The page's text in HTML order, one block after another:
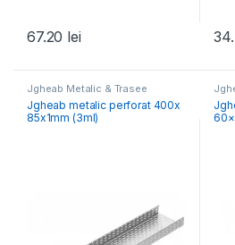
67.20 lei
Jgheab Metalic & Trasee
Jgheab metalic perforat 400x
85x1mm (3ml)